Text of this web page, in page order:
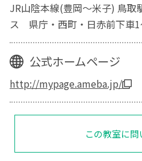
JR山陰本線(豊岡～米子) 鳥取
ス 県庁・西町・日赤前下車
公式ホームページ
http://mypage.ameba.jp/
この教室に問